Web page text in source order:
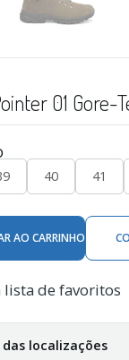
01 Gore-
40 41
AO CARRINHO
de favoritos
localizações